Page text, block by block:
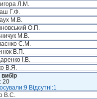
Л.М.
Г.Ф.
М.В.
О.П.
М.В.
С.М.
В.П.
І.В.
В.Я.
20
Відсутні:1
В.С.